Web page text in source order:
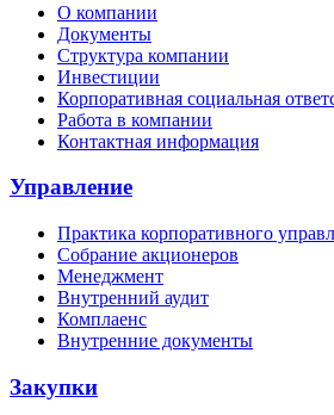
О компании
Документы
Структура компании
Инвестиции
Корпоративная социальная
Работа в компании
Контактная информация
Управление
Практика корпоративного
Собрание акционеров
Менеджмент
Внутренний аудит
Комплаенс
Внутренние документы
Закупки